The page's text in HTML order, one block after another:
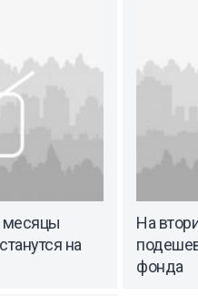
месяцы
на
На
фонда